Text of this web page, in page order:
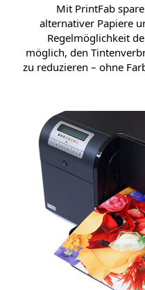
Mit PrintFab
alternativer Papiere
Regelmöglichkeit
möglich, den
zu reduzieren – ohne